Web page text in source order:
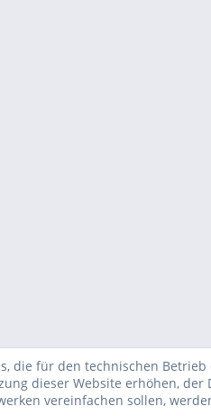
die für den technischen
dieser Website erhöhen,
vereinfachen sollen,